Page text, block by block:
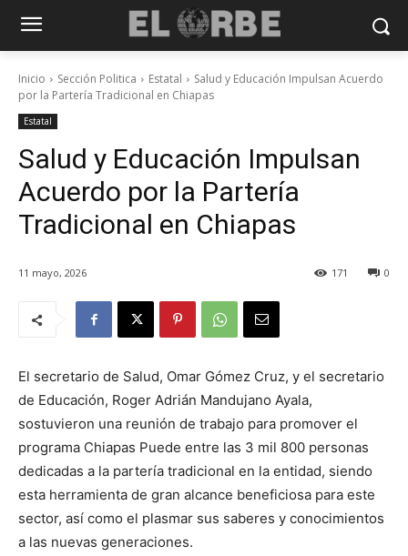
Inicio Sección Politica Estatal
Salud y Educación Impulsan Acuerdo
por la Partería Tradicional en Chiapas
Estatal
Salud y Educación Impulsan
Acuerdo por la Partería
Tradicional en Chiapas
11 mayo, 2026 0
171
El secretario de Salud, Omar Gómez Cruz, y el secretario
de Educación, Roger Adrián Mandujano Ayala,
sostuvieron una reunión de trabajo para promover el
programa Chiapas Puede entre las 3 mil 800 personas
dedicadas a la partería tradicional en la entidad, siendo
esta herramienta de gran alcance beneficiosa para este
sector, así como el plasmar sus saberes y conocimientos
a las nuevas generaciones.